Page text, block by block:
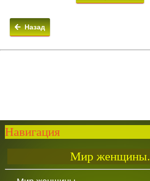
Назад
Навигация
Мир женщины.